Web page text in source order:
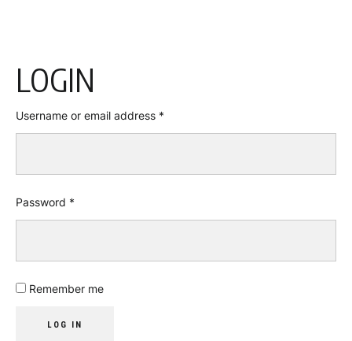
LOGIN
Username or email address *
Password *
Remember me
LOG IN